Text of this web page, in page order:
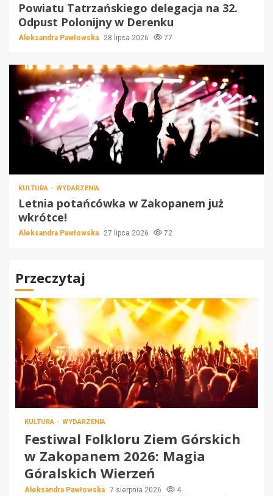
Powiatu Tatrzańskiego delegacja na 32.
Odpust Polonijny w Derenku
Aleksandra Pawłowska 28 lipca 2026 77
KULTURA WYDARZENIA
Letnia potańcówka w Zakopanem już
wkrótce!
Aleksandra Pawłowska 27 lipca 2026 72
Przeczytaj
KULTURA WYDARZENIA
Festiwal Folkloru Ziem Górskich
w Zakopanem 2026: Magia
Góralskich Wierzeń
Aleksandra Pawłowska 7 sierpnia 2026 4